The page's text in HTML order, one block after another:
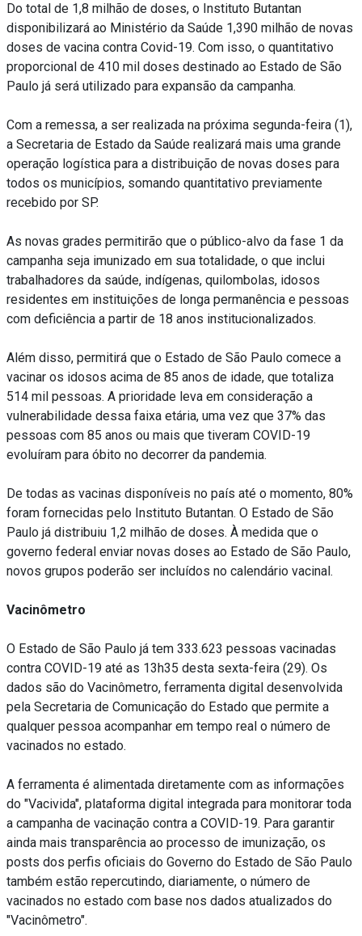
Do total de 1,8 milhão de doses, o Instituto Butantan
disponibilizará ao Ministério da Saúde 1,390 milhão de novas
doses de vacina contra Covid-19. Com isso, o quantitativo
proporcional de 410 mil doses destinado ao Estado de São
Paulo já será utilizado para expansão da campanha.
Com a remessa, a ser realizada na próxima segunda-feira (1),
a Secretaria de Estado da Saúde realizará mais uma grande
operação logística para a distribuição de novas doses para
todos os municípios, somando quantitativo previamente
recebido por SP.
As novas grades permitirão que o público-alvo da fase 1 da
campanha seja imunizado em sua totalidade, o que inclui
trabalhadores da saúde, indígenas, quilombolas, idosos
residentes em instituições de longa permanência e pessoas
com deficiência a partir de 18 anos institucionalizados.
Além disso, permitirá que o Estado de São Paulo comece a
vacinar os idosos acima de 85 anos de idade, que totaliza
514 mil pessoas. A prioridade leva em consideração a
vulnerabilidade dessa faixa etária, uma vez que 37% das
pessoas com 85 anos ou mais que tiveram COVID-19
evoluíram para óbito no decorrer da pandemia.
De todas as vacinas disponíveis no país até o momento, 80%
foram fornecidas pelo Instituto Butantan. O Estado de São
Paulo já distribuiu 1,2 milhão de doses. À medida que o
governo federal enviar novas doses ao Estado de São Paulo,
novos grupos poderão ser incluídos no calendário vacinal.
Vacinômetro
O Estado de São Paulo já tem 333.623 pessoas vacinadas
contra COVID-19 até as 13h35 desta sexta-feira (29). Os
dados são do Vacinômetro, ferramenta digital desenvolvida
pela Secretaria de Comunicação do Estado que permite a
qualquer pessoa acompanhar em tempo real o número de
vacinados no estado.
A ferramenta é alimentada diretamente com as informações
do "Vacivida", plataforma digital integrada para monitorar toda
a campanha de vacinação contra a COVID-19. Para garantir
ainda mais transparência ao processo de imunização, os
posts dos perfis oficiais do Governo do Estado de São Paulo
também estão repercutindo, diariamente, o número de
vacinados no estado com base nos dados atualizados do
"Vacinômetro".